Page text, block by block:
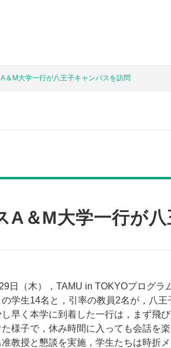
＆M大学一行が八王子キャンパスを訪問
A＆M大学一行が
日（木），TAMU in TOKYOプログラ
学生14名と，引率の教員2名が，八王
早く本学に到着した一行は，まず飛
様子で，休み時間に入っても会話を
教授と懇談を実施，学生たちは時折